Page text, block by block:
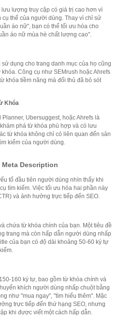
lượng truy cập có giá trị cao hơn vì
thể của người dùng. Thay vì chỉ sử
áo nữ", bạn có thể tối ưu hóa cho
áo nữ mùa hè chất lượng cao".
dụng cho trang danh mục của họ cũng
Công cụ như SEMrush hoặc Ahrefs
khóa tiềm năng mà đối thủ đã bỏ sót
Khóa
Ubersuggest, hoặc Ahrefs là
phá từ khóa phù hợp và có lưu
từ khóa không chỉ có liên quan đến sản
kiếm của người dùng.
Description
tố đầu tiên người dùng nhìn thấy khi
tìm kiếm. Việc tối ưu hóa hai phần này
và ảnh hưởng trực tiếp đến SEO.
chứa từ khóa chính của bạn. Một tiêu đề
trang mà còn hấp dẫn người dùng nhấp
của bạn có độ dài khoảng 50-60 ký tự
160 ký tự, bao gồm từ khóa chính và
khích người dùng nhấp chuột bằng
như "mua ngay", "tìm hiểu thêm". Mặc
trực tiếp đến thứ hạng SEO, nhưng
khi được viết một cách hấp dẫn.